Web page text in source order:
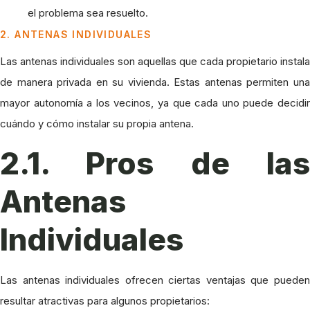
el problema sea resuelto.
2. ANTENAS INDIVIDUALES
Las antenas individuales son aquellas que cada propietario instala
de manera privada en su vivienda. Estas antenas permiten una
mayor autonomía a los vecinos, ya que cada uno puede decidir
cuándo y cómo instalar su propia antena.
2.1. Pros de las
Antenas
Individuales
Las antenas individuales ofrecen ciertas ventajas que pueden
resultar atractivas para algunos propietarios: